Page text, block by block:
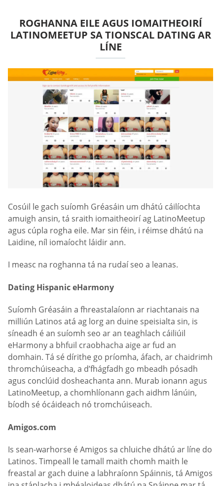
ROGHANNA EILE AGUS IOMAITHEOIRÍ
LATINOMEETUP SA TIONSCAL DATING AR
LÍNE
Cosúil le gach suíomh Gréasáin um dhátú cáilíochta
amuigh ansin, tá sraith iomaitheoirí ag LatinoMeetup
agus cúpla rogha eile. Mar sin féin, i réimse dhátú na
Laidine, níl iomaíocht láidir ann.
I measc na roghanna tá na rudaí seo a leanas.
Dating Hispanic eHarmony
Suíomh Gréasáin a fhreastalaíonn ar riachtanais na
milliún Latinos atá ag lorg an duine speisialta sin, is
síneadh é an suíomh seo ar an teaghlach cáiliúil
eHarmony a bhfuil craobhacha aige ar fud an
domhain. Tá sé dírithe go príomha, áfach, ar chaidrimh
thromchúiseacha, a d’fhágfadh go mbeadh pósadh
agus conclúid dosheachanta ann. Murab ionann agus
LatinoMeetup, a chomhlíonann gach aidhm lánúin,
bíodh sé ócáideach nó tromchúiseach.
Amigos.com
Is sean-warhorse é Amigos sa chluiche dhátú ar líne do
Latinos. Timpeall le tamall maith chomh maith le
freastal ar gach duine a labhraíonn Spáinnis, tá Amigos